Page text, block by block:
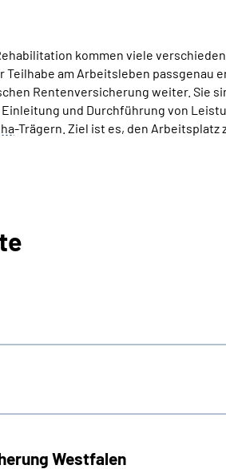
kommen viele
am Arbeitsleben passgenau
Rentenversicherung weiter. Sie
und Durchführung von
-Trägern. Ziel ist es, den Arbeitsplatz
Westfalen